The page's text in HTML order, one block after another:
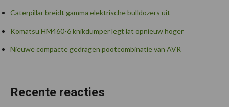
Caterpillar breidt gamma elektrische bulldozers uit
Komatsu HM460-6 knikdumper legt lat opnieuw hoger
Nieuwe compacte gedragen pootcombinatie van AVR
Recente reacties